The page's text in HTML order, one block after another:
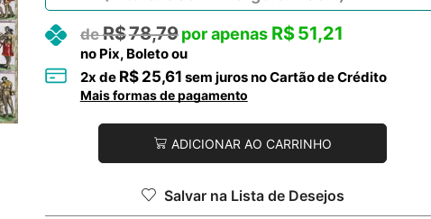
R$78,79 R$51,21
no Pix, Boleto ou
2x de R$ 25,61 sem juros no Cartão de Crédito
Mais formas de pagamento
ADICIONAR AO CARRINHO
Salvar na Lista de Desejos